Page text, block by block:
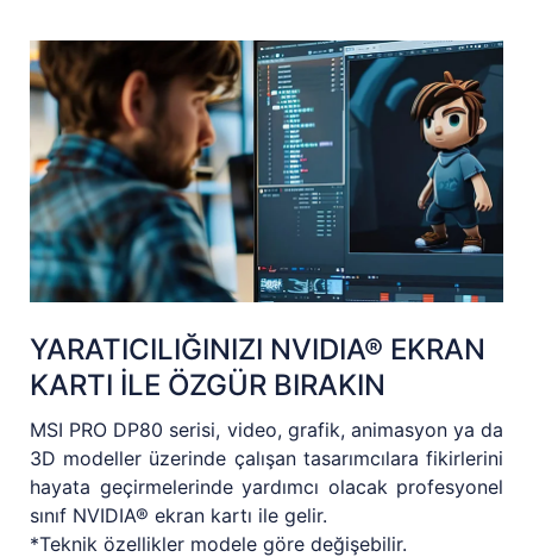
YARATICILIĞINIZI NVIDIA® EKRAN
KARTI İLE ÖZGÜR BIRAKIN
MSI PRO DP80 serisi, video, grafik, animasyon ya da
3D modeller üzerinde çalışan tasarımcılara fikirlerini
hayata geçirmelerinde yardımcı olacak profesyonel
sınıf NVIDIA® ekran kartı ile gelir.
*Teknik özellikler modele göre değişebilir.